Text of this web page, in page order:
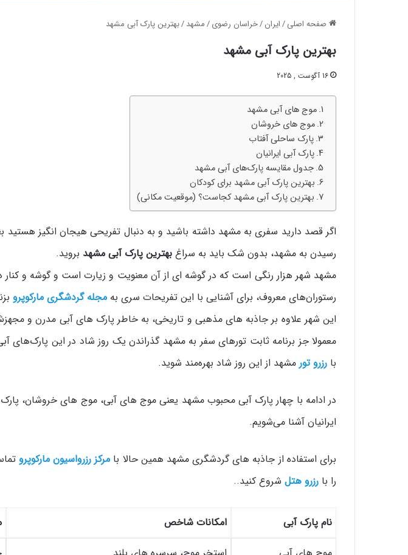
صفحه اصلی/ایران/خراسان رضوی/مشهد/بهترین پارک‌ آبی مشهد
بهترین پارک‌ آبی مشهد
16 آگوست , 2025
موج‌ های آبی مشهد
موج‌ های خروشان
پارک ساحلی آفتاب
پارک آبی ایرانیان
جدول مقایسه پارک‌های آبی مشهد
بهترین پارک آبی مشهد برای کودکان
بهترین پارک آبی مشهد کجاست؟ (موقعیت مکانی)
اگر قصد دارید سفری به مشهد داشته باشید و به دنبال تفریحی هیجان‌ انگیز هستید
رسیدن به مشهد، بدون شک باید به سراغ بهترین پارک آبی مشهد بروید.
مشهد شهر هزار رنگی است که در گوشه ای از آن معنویت و زیارت است و گوشه و کنار
رستوران‌های معروف، برای آشنایی با این تفریحات سری به مجله گردشگری مارکوپرو
این شهر علاوه بر جاذبه‌ های مذهبی و تاریخی، به خاطر پارک‌ های آبی مدرن و
معمولا جز برنامه ثابت تورهای سفر به مشهد گذراندن یک روز شاد در این پارک‌های
با رزرو تورمشهد از این روز شاد بهره‌مند شوید.
در ادامه با چهار پارک آبی محبوب مشهد یعنی موج‌ های آبی، موج‌ های خروشان،
ایرانیان آشنا می‌شویم.
برای استفاده از جاذبه های گردشگری مشهد همین حالا با مرکز رزرواسیون مارکوپرو
را با رزرو هتل شروع کنید..
نام پارک آبی امکانات شاخص